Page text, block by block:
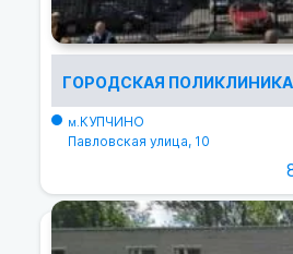
ГОРОДСКАЯ ПОЛИКЛИНИКА
м.КУПЧИНО
Павловская улица, 10